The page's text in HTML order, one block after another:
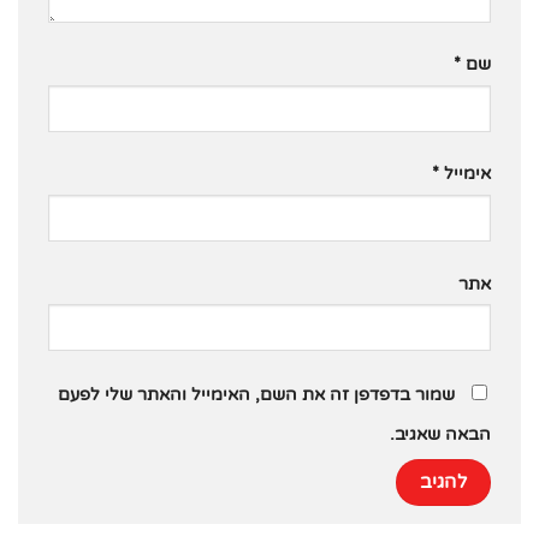
שם *
אימייל *
אתר
שמור בדפדפן זה את השם, האימייל והאתר שלי לפעם
הבאה שאגיב.